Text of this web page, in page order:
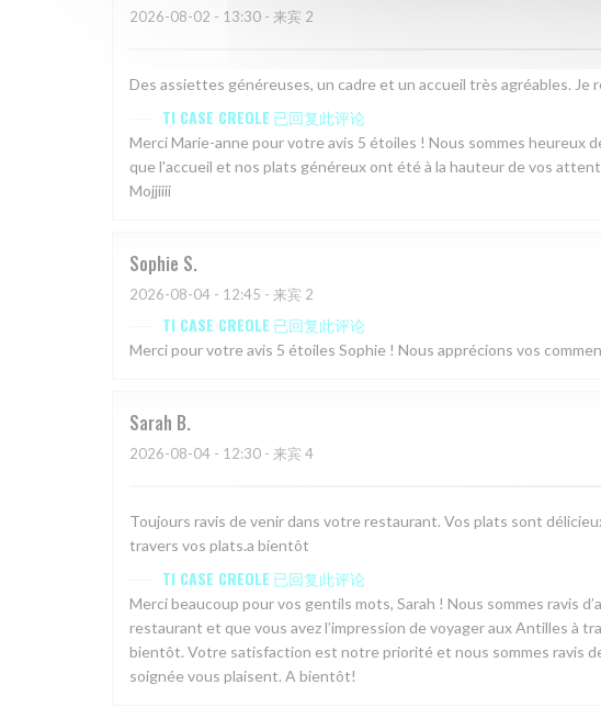
2026-08-02 - 13:30 - 来宾 2
Des assiettes généreuses, un cadre et un accueil très agréables. Je
TI CASE CREOLE 已回复此评论
Merci Marie-anne pour votre avis 5 étoiles ! Nous sommes heureux
que l'accueil et nos plats généreux ont été à la hauteur de vos
Mojjiiii
Sophie S
2026-08-04 - 12:45 - 来宾 2
TI CASE CREOLE 已回复此评论
Merci pour votre avis 5 étoiles Sophie ! Nous apprécions vos
Sarah B
2026-08-04 - 12:30 - 来宾 4
Toujours ravis de venir dans votre restaurant. Vos plats sont
travers vos plats.a bientôt
TI CASE CREOLE 已回复此评论
Merci beaucoup pour vos gentils mots, Sarah ! Nous sommes ravis
restaurant et que vous avez l’impression de voyager aux Antilles à
bientôt. Votre satisfaction est notre priorité et nous sommes ravis
soignée vous plaisent. A bientôt!